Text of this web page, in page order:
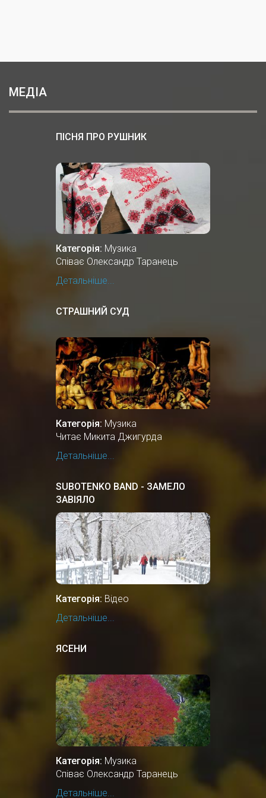
МЕДІА
ПІСНЯ ПРО РУШНИК
Категорія: Музика
Співає Олександр Таранець
Детальніше...
СТРАШНИЙ СУД
Категорія: Музика
Читає Микита Джигурда
Детальніше...
SUBOTENKO BAND - ЗАМЕЛО
ЗАВІЯЛО
Категорія: Відео
Детальніше...
ЯСЕНИ
Категорія: Музика
Співає Олександр Таранець
Детальніше...